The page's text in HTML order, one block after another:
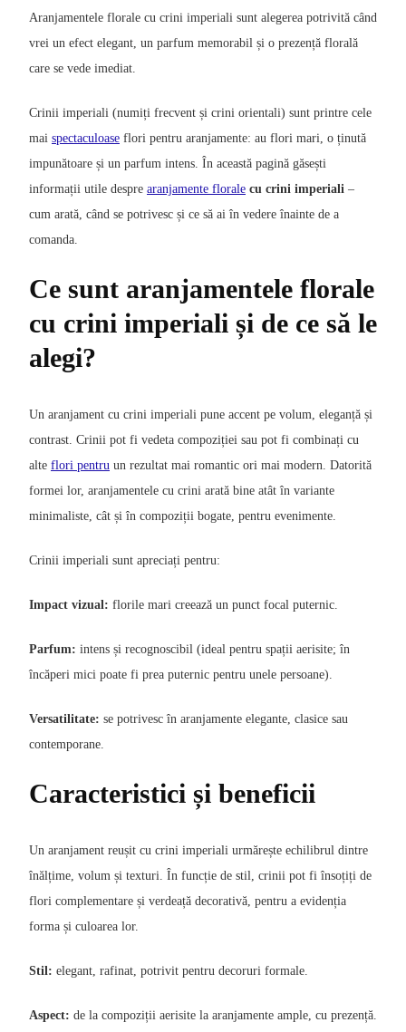
Aranjamentele florale cu crini imperiali sunt alegerea potrivită când
vrei un efect elegant, un parfum memorabil și o prezență florală
care se vede imediat.
Crinii imperiali (numiți frecvent și crini orientali) sunt printre cele
mai spectaculoase flori pentru aranjamente: au flori mari, o ținută
impunătoare și un parfum intens. În această pagină găsești
informații utile despre aranjamente florale cu crini imperiali –
cum arată, când se potrivesc și ce să ai în vedere înainte de a
comanda.
Ce sunt aranjamentele florale
cu crini imperiali și de ce să le
alegi?
Un aranjament cu crini imperiali pune accent pe volum, eleganță și
contrast. Crinii pot fi vedeta compoziției sau pot fi combinați cu
alte flori pentru un rezultat mai romantic ori mai modern. Datorită
formei lor, aranjamentele cu crini arată bine atât în variante
minimaliste, cât și în compoziții bogate, pentru evenimente.
Crinii imperiali sunt apreciați pentru:
Impact vizual: florile mari creează un punct focal puternic.
Parfum: intens și recognoscibil (ideal pentru spații aerisite; în
încăperi mici poate fi prea puternic pentru unele persoane).
Versatilitate: se potrivesc în aranjamente elegante, clasice sau
contemporane.
Caracteristici și beneficii
Un aranjament reușit cu crini imperiali urmărește echilibrul dintre
înălțime, volum și texturi. În funcție de stil, crinii pot fi însoțiți de
flori complementare și verdeață decorativă, pentru a evidenția
forma și culoarea lor.
Stil: elegant, rafinat, potrivit pentru decoruri formale.
Aspect: de la compoziții aerisite la aranjamente ample, cu prezență.